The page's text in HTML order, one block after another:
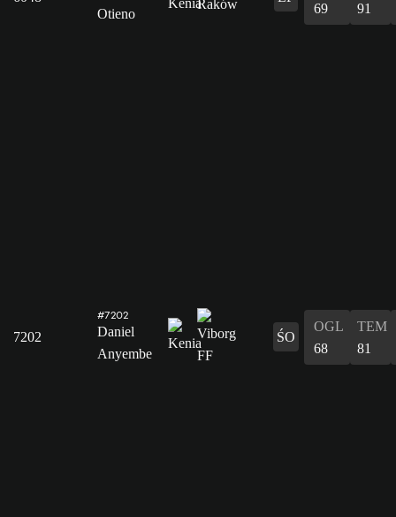
Otieno
69
91
7202
#7202
Daniel
Anyembe
ŚO
OGL
68
TEM
81